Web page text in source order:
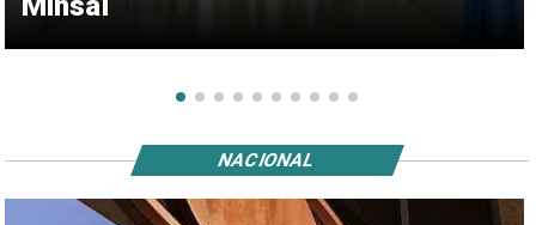
NACIONAL